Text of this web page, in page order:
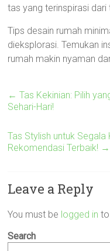
tas yang terinspirasi dari
Tips desain rumah
dieksplorasi. Temukan
rumah makin nyaman
← Tas Kekinian: Pilih
Sehari-Hari!
Tas Stylish untuk Segala
Rekomendasi Terbaik! →
Leave a Reply
You must be logged in
Search